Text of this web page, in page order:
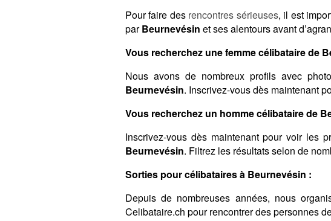
Pour faire des rencontres sérieuses, il est
parBeurnevésin et ses alentours avant
Vous recherchez une femme célibataire de
Nous avons de nombreux profils avec
Beurnevésin. Inscrivez-vous dès maintenant
Vous recherchez un homme célibataire de
Inscrivez-vous dès maintenant pour voir les
Beurnevésin. Filtrez les résultats selon de
Sorties pour célibataires à Beurnevésin :
Depuis de nombreuses années, nous
Celibataire.ch pour rencontrer des personnes